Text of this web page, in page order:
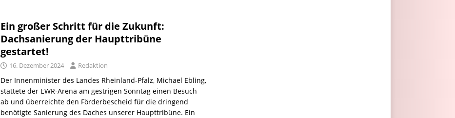
Ein großer Schritt für die Zukunft:
Dachsanierung der Haupttribüne
gestartet!
16. Dezember 2024 Redaktion
Der Innenminister des Landes Rheinland-Pfalz, Michael Ebling,
stattete der EWR-Arena am gestrigen Sonntag einen Besuch
ab und überreichte den Förderbescheid für die dringend
benötigte Sanierung des Daches unserer Haupttribüne. Ein